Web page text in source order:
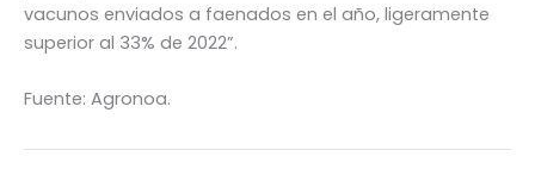
vacunos enviados a faenados en el año, ligeramente
superior al 33% de 2022”.
Fuente: Agronoa.